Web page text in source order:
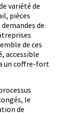
variété de
pièces
de
de ces
accessible
un coffre-fort
le
de